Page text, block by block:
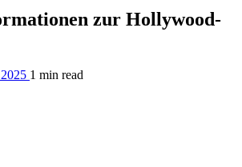
zur Hollywood-
1 min read